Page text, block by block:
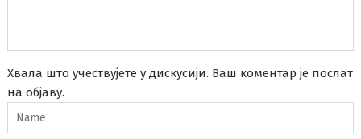
Хвала што учествујете у дискусији. Ваш коментар је послат
на објаву.